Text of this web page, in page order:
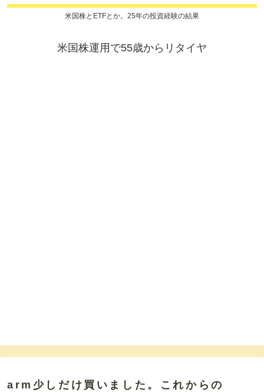
米国株とETFとか。25年の投資経験の結果
米国株運用で55歳からリタイヤ
arm少しだけ買いました。これからの